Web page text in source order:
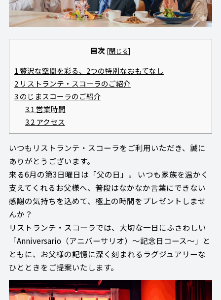
目次 [閉じる]
1贅沢な空間を彩る、2つの特別なおもてなし
2リストランテ・スコーラのご紹介
3 のじまスコーラのご紹介
3.1 営業時間
3.2 アクセス
いつもリストランテ・スコーラをご利用いただき、誠に
ありがとうございます。
来る6月の第3日曜日は「父の日」。 いつも家族を温かく
支えてくれるお父様へ、普段はなかなか言葉にできない
感謝の気持ちを込めて、極上の時間をプレゼントしませ
んか？
リストランテ・スコーラでは、大切な一日にふさわしい
「Anniversario（アニバーサリオ）～記念日コース～」と
ともに、お父様の記憶に深く刻まれるラグジュアリーな
ひとときをご提案いたします。